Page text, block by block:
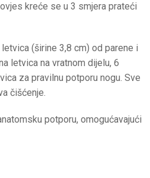
kreće se u 3 smjera prateći
(širine 3,8 cm) od parene i
letvica na vratnom dijelu, 6
za pravilnu potporu nogu. Sve
čišćenje.
potporu, omogućavajući